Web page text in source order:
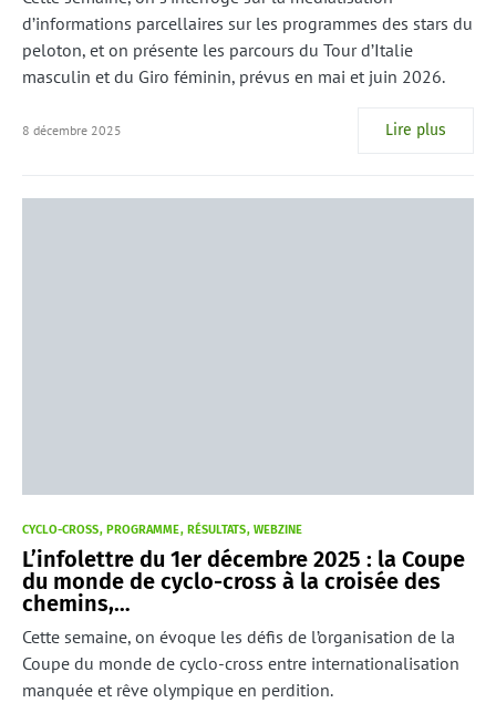
d’informations parcellaires sur les programmes des stars du
peloton, et on présente les parcours du Tour d’Italie
masculin et du Giro féminin, prévus en mai et juin 2026.
8 décembre 2025 Lire plus
CYCLO-CROSS PROGRAMME RÉSULTATS WEBZINE
L’infolettre du 1er décembre 2025 : la Coupe
du monde de cyclo-cross à la croisée des
chemins,…
Cette semaine, on évoque les défis de l’organisation de la
Coupe du monde de cyclo-cross entre internationalisation
manquée et rêve olympique en perdition.